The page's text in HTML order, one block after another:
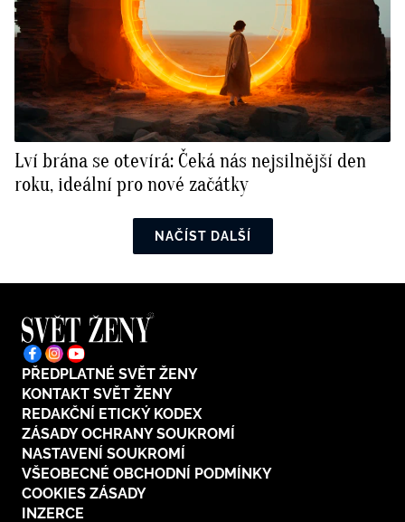
Lví brána se otevírá: Čeká nás nejsilnější den
roku, ideální pro nové začátky
NAČÍST DALŠÍ
PŘEDPLATNÉ SVĚT ŽENY
KONTAKT SVĚT ŽENY
REDAKČNÍ ETICKÝ KODEX
ZÁSADY OCHRANY SOUKROMÍ
NASTAVENÍ SOUKROMÍ
VŠEOBECNÉ OBCHODNÍ PODMÍNKY
COOKIES ZÁSADY
INZERCE